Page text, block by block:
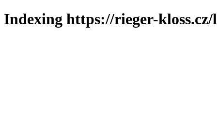
Indexing https://rieger-